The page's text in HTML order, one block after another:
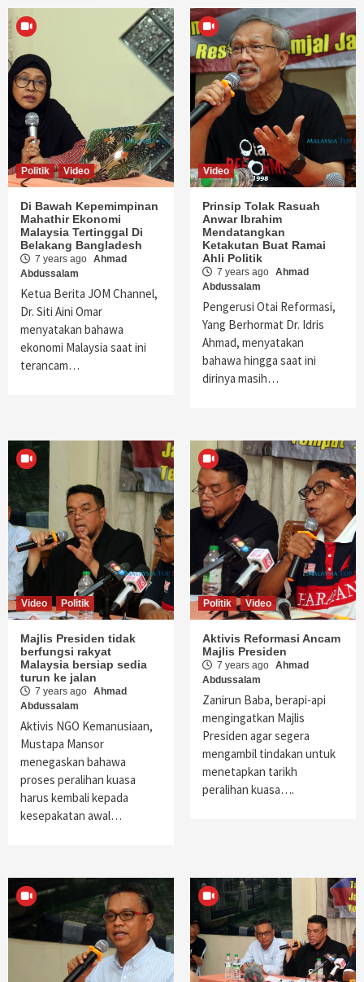
Politik Video
Di Bawah Kepemimpinan
Mahathir Ekonomi
Malaysia Tertinggal Di
Belakang Bangladesh
7 years ago Ahmad
Abdussalam
Ketua Berita JOM Channel,
Dr. Siti Aini Omar
menyatakan bahawa
ekonomi Malaysia saat ini
terancam…
Video
Prinsip Tolak Rasuah
Anwar Ibrahim
Mendatangkan
Ketakutan Buat Ramai
Ahli Politik
7 years ago Ahmad
Abdussalam
Pengerusi Otai Reformasi,
Yang Berhormat Dr. Idris
Ahmad, menyatakan
bahawa hingga saat ini
dirinya masih…
Video Politik
Majlis Presiden tidak
berfungsi rakyat
Malaysia bersiap sedia
turun ke jalan
7 years ago Ahmad
Abdussalam
Aktivis NGO Kemanusiaan,
Mustapa Mansor
menegaskan bahawa
proses peralihan kuasa
harus kembali kepada
kesepakatan awal…
Politik Video
Aktivis Reformasi Ancam
Majlis Presiden
7 years ago Ahmad
Abdussalam
Zanirun Baba, berapi-api
mengingatkan Majlis
Presiden agar segera
mengambil tindakan untuk
menetapkan tarikh
peralihan kuasa….